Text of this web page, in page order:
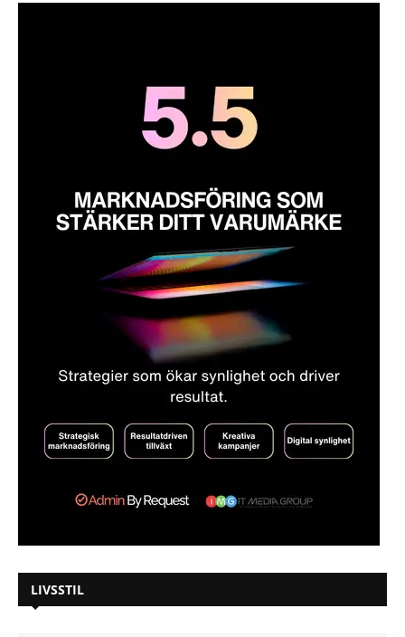
LIVSSTIL